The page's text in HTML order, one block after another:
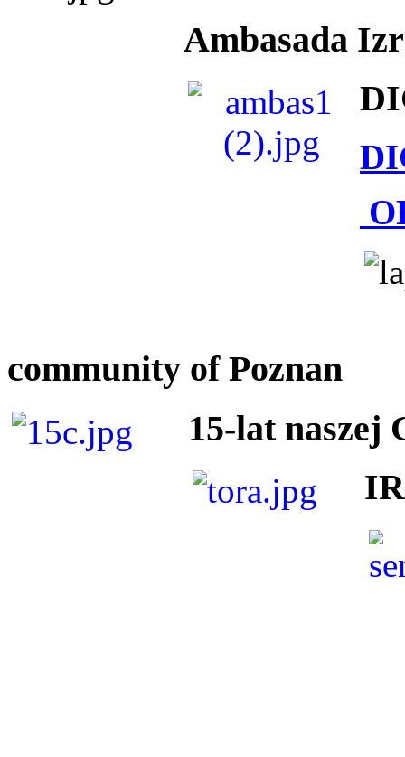
Ambasada
community of Poznan
15-lat naszej